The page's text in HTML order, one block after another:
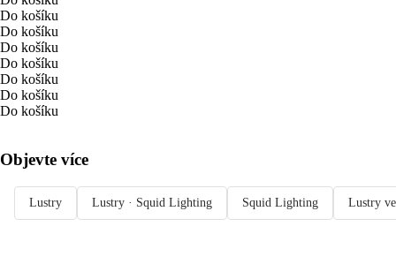
Do košíku
Do košíku
Do košíku
Do košíku
Do košíku
Do košíku
Do košíku
Objevte více
Lustry Lustry · Squid Lighting Squid Lighting Lustry